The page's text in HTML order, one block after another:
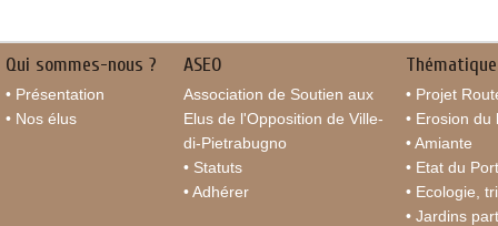
Qui sommes-nous ?
• Présentation
• Nos élus
ASEO
Association de Soutien aux
Elus de l'Opposition de Ville-
di-Pietrabugno
• Statuts
• Adhérer
• Projet
• Erosion du
• Amiante
• Etat du
• Ecologie,
• Jardins